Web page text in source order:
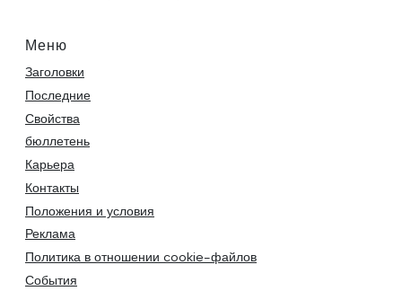
Меню
Заголовки
Последние
Свойства
бюллетень
Карьера
Контакты
Положения и условия
Реклама
Политика в отношении cookie-файлов
События